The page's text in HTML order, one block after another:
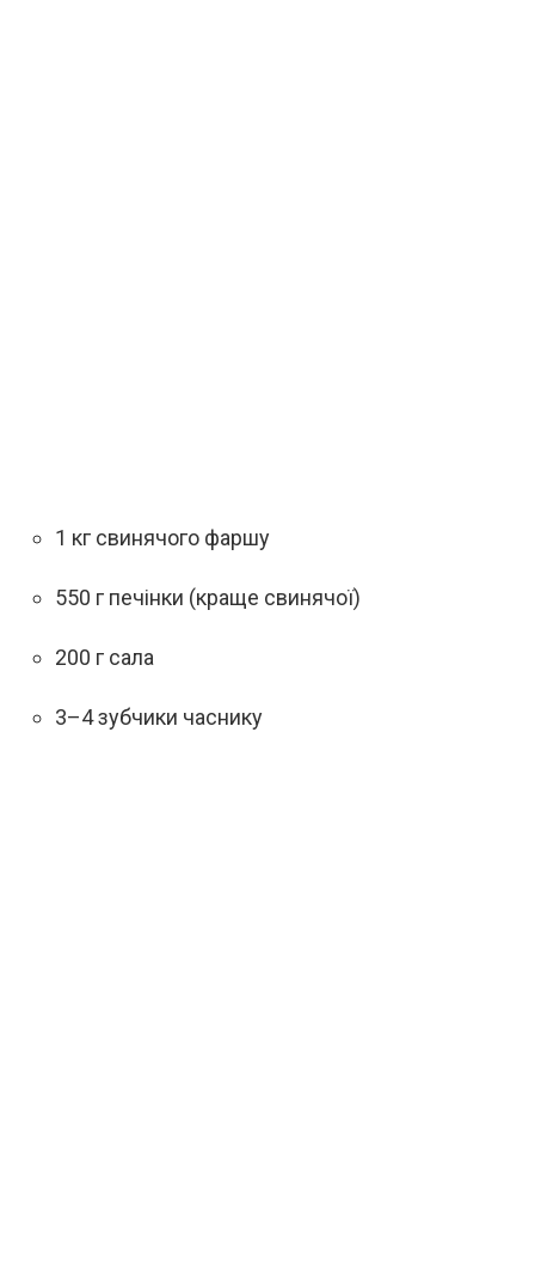
1 кг свинячого фаршу
550 г печінки (краще свинячої)
200 г сала
3–4 зубчики часнику